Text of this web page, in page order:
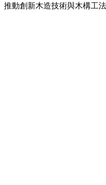
推動創新木造技術與木構工